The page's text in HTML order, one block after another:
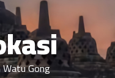
Watu Gong